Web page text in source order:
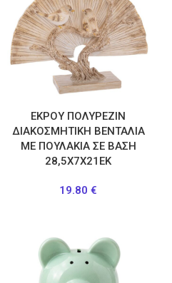
ΕΚΡΟΥ ΠΟΛΥΡΕΖΙΝ
ΔΙΑΚΟΣΜΗΤΙΚΗ ΒΕΝΤΑΛΙΑ
ΜΕ ΠΟΥΛΑΚΙΑ ΣΕ ΒΑΣΗ
28,5Χ7Χ21ΕΚ
19.80 €